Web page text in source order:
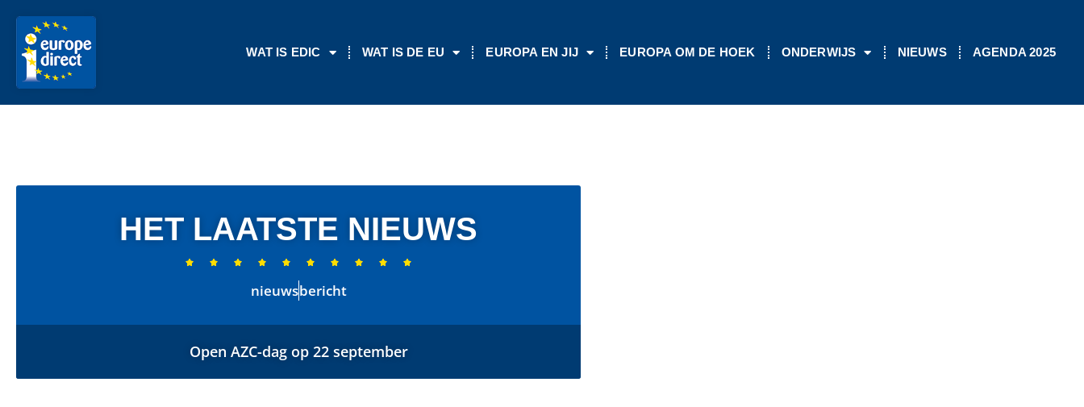
WAT IS EDIC WAT IS DE EU EUROPA EN JIJ EUROPA OM DE HOEK ONDERWIJS NIEUWS AGENDA 2025
HET LAATSTE NIEUWS
         
nieuwsbericht
Open AZC-dag op 22 september